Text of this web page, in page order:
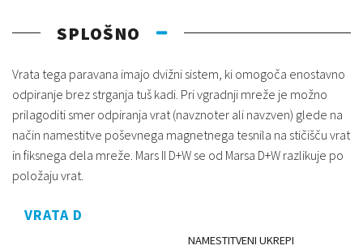
SPLOŠNO
Vrata tega paravana imajo dvižni sistem, ki omogoča enostavno
odpiranje brez strganja tuš kadi. Pri vgradnji mreže je možno
prilagoditi smer odpiranja vrat (navznoter ali navzven) glede na
način namestitve poševnega magnetnega tesnila na stičišču vrat
in fiksnega dela mreže. Mars II D+W se od Marsa D+W razlikuje po
položaju vrat.
VRATA D
NAMESTITVENI UKREPI